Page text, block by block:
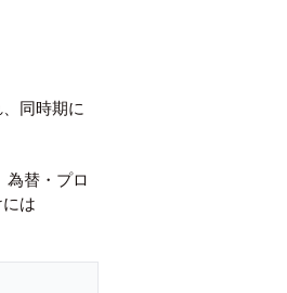
同時期に
為替・プロ
は